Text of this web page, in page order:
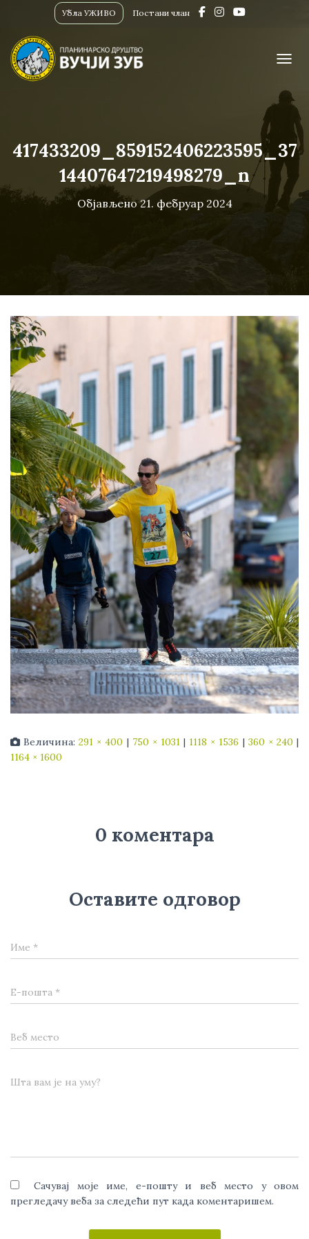
Убла УЖИВО Постани члан
417433209_859152406223595_37
14407647219498279_n
Објављено21. фебруар 2024
Величина:291 × 400 | 750 × 1031 | 1118 × 1536 | 360 × 240 |
1164 × 1600
0 коментара
Оставите одговор
Име *
Е-пошта *
Веб место
Шта вам је на уму?
Сачувај моје име, е-пошту и веб место у овом
прегледачу веба за следећи пут када коментаришем.